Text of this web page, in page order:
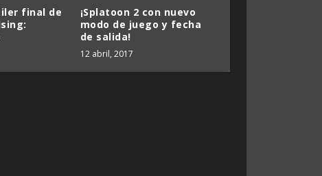
final de
¡Splatoon 2 con nuevo
modo de juego y fecha
de salida!
12 abril, 2017